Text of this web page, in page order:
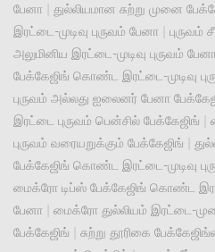
பேனா
துல்லியமான சுற்று முனை
இரட்டை-முடிவு புருவம் பேனா
அலுமினிய இரட்டை-முடிவு புருவம்
பேக்கேஜிங் கொண்ட இரட்டை-முடிவு
புருவம் அல்லது ஐலைனர் பேனா
இரட்டை புருவம் பென்சில் பேக்கேஜிங்
புருவம் வரையறுக்கும் பேக்கேஜிங்
பேக்கேஜிங் கொண்ட இரட்டை-முடிவு
மைக்ரோ டிப்ஸ் பேக்கேஜிங் கொண்ட
பேனா
மைக்ரோ துல்லியம் இரட்டை-
பேக்கேஜிங்
சுற்று தூரிகை